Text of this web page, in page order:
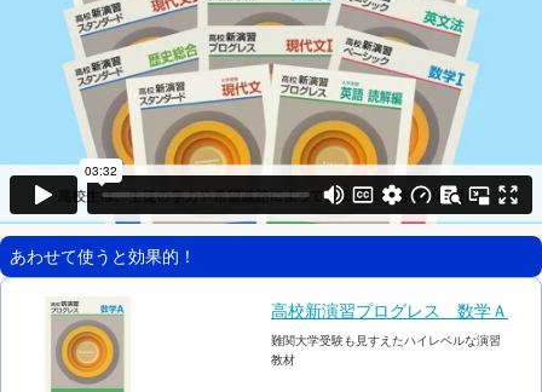
あわせて使うと効果的！
高校新演習プログレス 数学Ａ
難関大学受験も見すえたハイレベルな演習
教材